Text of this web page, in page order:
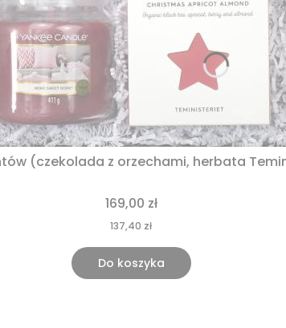
(czekolada z orzechami, herbata
169,00 zł
137,40 zł
Do koszyka